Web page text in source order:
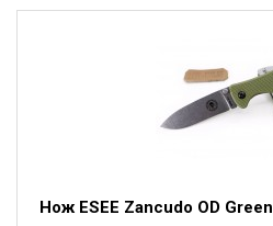
Нож ESEE Zancudo OD Green